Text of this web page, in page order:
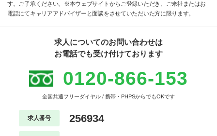
す。ご了承ください。※本ウェブサイトからご登録いただき、ご来社またはお
電話にてキャリアアドバイザーと面談をさせていただいた方に限ります。
求人についてのお問い合わせは
お電話でも受け付けております
0120-866-153
全国共通フリーダイヤル / 携帯・PHPSからでもOKです
求人番号 256934